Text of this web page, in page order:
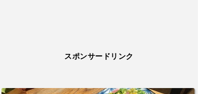
スポンサードリンク